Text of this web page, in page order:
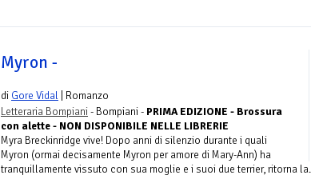
Myron -
di Gore Vidal | Romanzo
Letteraria Bompiani - Bompiani - PRIMA EDIZIONE - Brossura
con alette - NON DISPONIBILE NELLE LIBRERIE
Myra Breckinridge vive! Dopo anni di silenzio durante i quali
Myron (ormai decisamente Myron per amore di Mary-Ann) ha
tranquillamente vissuto con sua moglie e i suoi due terrier, ritorna